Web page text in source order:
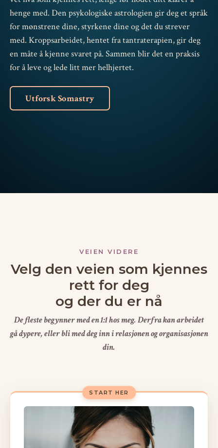
henge med. Den psykologiske astrologien gir deg et språk
for mønstrene dine, styrkene dine og det du strever
med. Kroppsarbeidet, hentet fra tantraterapien, gir deg
en måte å kjenne svaret på. Sammen blir det en praksis
for å leve og lede litt mer helhjertet.
Utforsk Somastry
VEIEN VIDERE
Velg den veien som kjennes
rett for deg
og der du er nå
De fleste begynner med en 1:1 hos meg. Derfra kan arbeidet
gå dypere, eller bli med deg inn i relasjonen og organisasjonen
din.